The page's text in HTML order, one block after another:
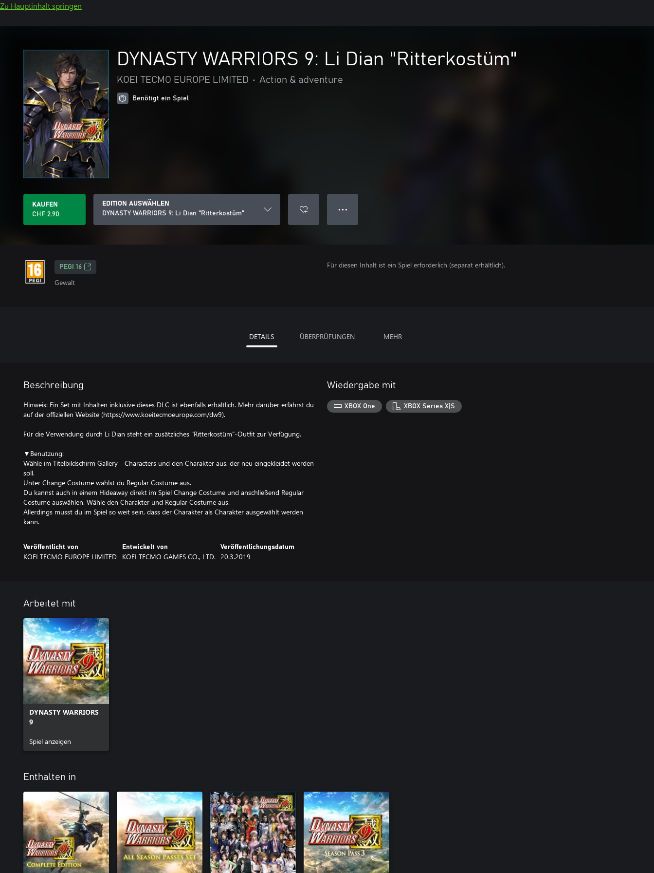
Zu Hauptinhalt springen
DYNASTY WARRIORS 9: Li Dian "Ritterkostüm"
KOEI TECMO EUROPE LIMITED • Action & adventure
Benötigt ein Spiel
KAUFEN
CHF 2.90
EDITION AUSWÄHLEN
DYNASTY WARRIORS 9: Li Dian "Ritterkostüm"
● ● ●
PEGI 16
Gewalt
Für diesen Inhalt ist ein Spiel erforderlich (separat erhältlich).
DETAILS ÜBERPRÜFUNGEN MEHR
Beschreibung
Hinweis: Ein Set mit Inhalten inklusive dieses DLC ist ebenfalls erhältlich. Mehr darüber erfährst du
auf der offiziellen Website (https://www.koeitecmoeurope.com/dw9).
Für die Verwendung durch Li Dian steht ein zusätzliches "Ritterkostüm"-Outfit zur Verfügung.
▼Benutzung:
Wähle im Titelbildschirm Gallery - Characters und den Charakter aus, der neu eingekleidet werden
soll.
Unter Change Costume wählst du Regular Costume aus.
Du kannst auch in einem Hideaway direkt im Spiel Change Costume und anschließend Regular
Costume auswählen. Wähle den Charakter und Regular Costume aus.
Allerdings musst du im Spiel so weit sein, dass der Charakter als Charakter ausgewählt werden
kann.
Veröffentlicht von
KOEI TECMO EUROPE LIMITED
Entwickelt von
KOEI TECMO GAMES CO., LTD.
Veröffentlichungsdatum
20.3.2019
Wiedergabe mit
XBOX One XBOX Series X|S
Arbeitet mit
DYNASTY WARRIORS
9
Spiel anzeigen
Enthalten in